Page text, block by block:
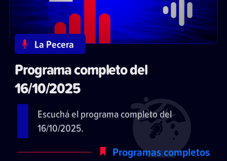
La Pecera
Programa completo del
16/10/2025
Escuchá el programa completo del
16/10/2025.
Programas completos